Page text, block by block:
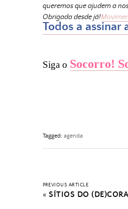
queremos que ajudem a
Obrigada desde já!
Todos a assinar
Siga o Socorro!
Tagged: agenda
PREVIOUS ARTICLE
«SÍTIOS DO